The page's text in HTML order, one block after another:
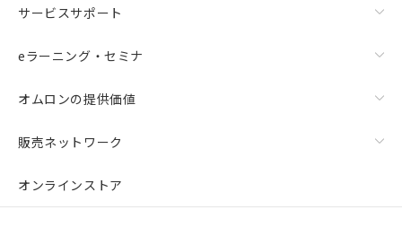
サービスサポート
eラーニング・セミナ
オムロンの提供価値
販売ネットワーク
オンラインストア